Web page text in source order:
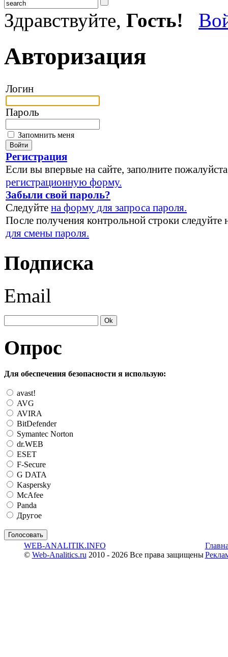
Здравствуйте, Гость!
Авторизация
Логин
Пароль
Запомнить меня
Регистрация
Если вы впервые на сайте, заполните пожалуйста
регистрационную форму.
Забыли свой пароль?
Следуйте на форму для запроса пароля.
После получения контрольной строки следуйте
для смены пароля.
Подписка
Email
Опрос
Для обеспечения безопасности я использую:
avast!
AVG
AVIRA
BitDefender
Symantec Norton
dr.WEB
ESET
F-Secure
G DATA
Kaspersky
McAfee
Panda
Другое
WEB-ANALITIK.INFO
© Web-Analitics.ru 2010 - 2026 Все права защищены